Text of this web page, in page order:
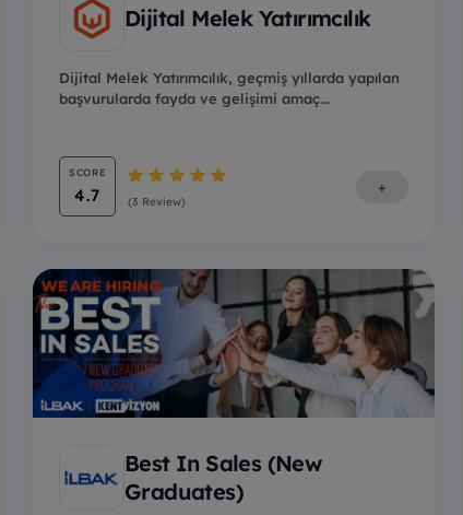
Dijital Melek Yatırımcılık
Dijital Melek Yatırımcılık, geçmiş yıllarda yapılan
başvurularda fayda ve gelişimi amaç...
SCORE
4.7 (3 Review)
+
Best In Sales (New
Graduates)